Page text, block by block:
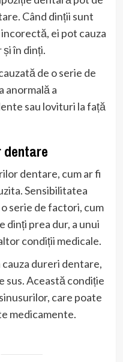
Când dinții sunt
ei pot cauza
în dinți.
de o serie de
anormală a
sau lovituri la față
dentare
dentare, cum ar fi
Sensibilitatea
serie de factori, cum
dinți prea dur, a unui
condiții medicale.
dureri dentare,
sus. Această condiție
care poate
medicamente.